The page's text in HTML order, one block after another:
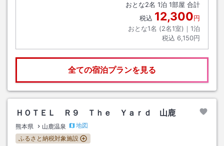
おとな2名 1泊 1部屋 合計
税込 12,300円
おとな1名 (2名1室)｜ 1泊
税込 6,150円
全ての宿泊プランを見る
ＨＯＴＥＬ Ｒ９ Ｔｈｅ Ｙａｒｄ 山鹿
熊本県 山鹿温泉
地図
ふるさと納税対象施設